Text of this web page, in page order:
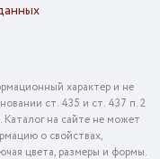
характер и не
ст. 435 и ст. 437 п. 2
Каталог на сайте не может
о свойствах,
цвета, размеры и формы.